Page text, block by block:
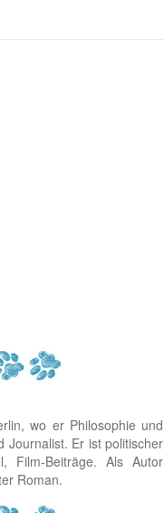
wo er Philosophie und
Journalist. Er ist politischer
Film-Beiträge. Als Autor
Roman.